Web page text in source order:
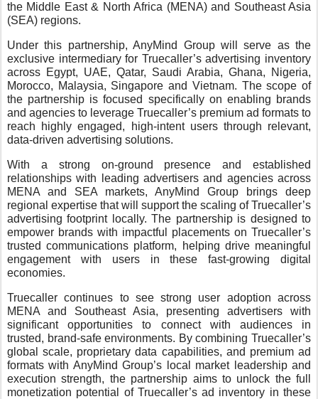
the Middle East & North Africa (MENA) and Southeast Asia
(SEA) regions.
Under this partnership, AnyMind Group will serve as the
exclusive intermediary for Truecaller’s advertising inventory
across Egypt, UAE, Qatar, Saudi Arabia, Ghana, Nigeria,
Morocco, Malaysia, Singapore and Vietnam. The scope of
the partnership is focused specifically on enabling brands
and agencies to leverage Truecaller’s premium ad formats to
reach highly engaged, high-intent users through relevant,
data-driven advertising solutions.
With a strong on-ground presence and established
relationships with leading advertisers and agencies across
MENA and SEA markets, AnyMind Group brings deep
regional expertise that will support the scaling of Truecaller’s
advertising footprint locally. The partnership is designed to
empower brands with impactful placements on Truecaller’s
trusted communications platform, helping drive meaningful
engagement with users in these fast-growing digital
economies.
Truecaller continues to see strong user adoption across
MENA and Southeast Asia, presenting advertisers with
significant opportunities to connect with audiences in
trusted, brand-safe environments. By combining Truecaller’s
global scale, proprietary data capabilities, and premium ad
formats with AnyMind Group’s local market leadership and
execution strength, the partnership aims to unlock the full
monetization potential of Truecaller’s ad inventory in these